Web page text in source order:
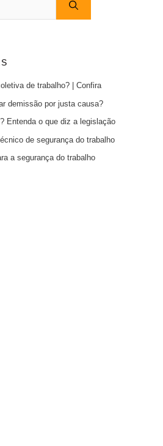
de trabalho? | Confira
demissão por justa causa?
Entenda o que diz a legislação
de segurança do trabalho
a segurança do trabalho